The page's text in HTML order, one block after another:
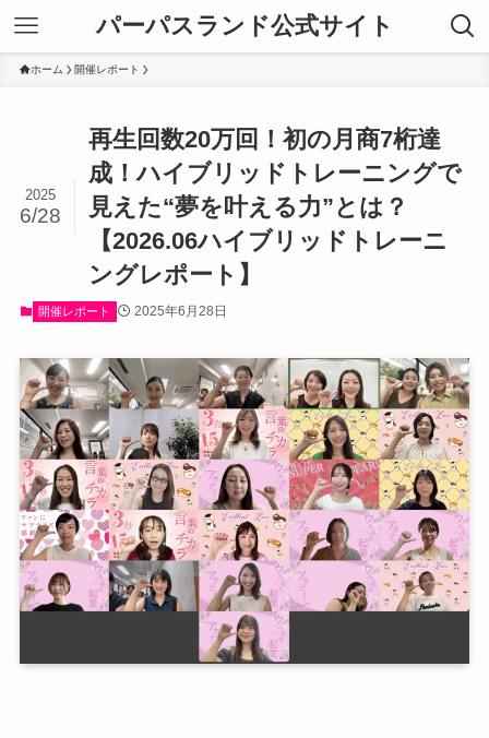
パーパスランド公式サイト
ホーム 開催レポート
再生回数20万回！初の月商7桁達
成！ハイブリッドトレーニングで
見えた“夢を叶える力”とは？
【2026.06ハイブリッドトレーニ
ングレポート】
2025
6/28
開催レポート 2025年6月28日